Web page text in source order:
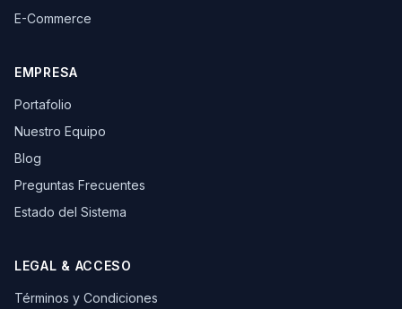
E-Commerce
EMPRESA
Portafolio
Nuestro Equipo
Blog
Preguntas Frecuentes
Estado del Sistema
LEGAL & ACCESO
Términos y Condiciones